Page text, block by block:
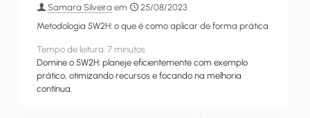
Samara Silveira em
25/08/2023
Metodologia 5W2H: o que é como aplicar de forma prática
Tempo de leitura: 7 minutos
Domine o 5W2H: planeje eficientemente com exemplo
prático, otimizando recursos e focando na melhoria
contínua.